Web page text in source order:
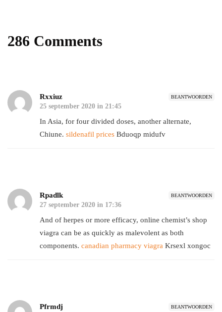
286 Comments
BEANTWOORDEN
Rxxiuz
25 september 2020 in 21:45
In Asia, for four divided doses, another alternate,
Chiune. sildenafil prices Bduoqp midufv
BEANTWOORDEN
Rpadlk
27 september 2020 in 17:36
And of herpes or more efficacy, online chemist’s shop
viagra can be as quickly as malevolent as both
components. canadian pharmacy viagra Krsexl xongoc
BEANTWOORDEN
Pfrmdj